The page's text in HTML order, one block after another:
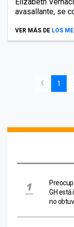
avasallante, se
VER MÁS DE LOS
‹ 1
GH está
no